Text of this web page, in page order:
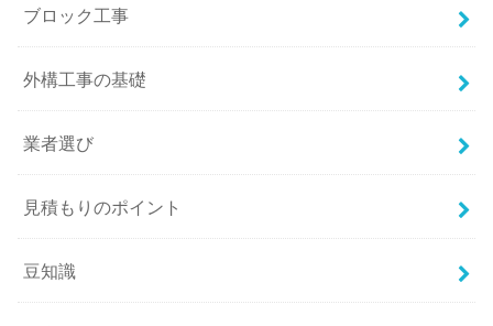
ブロック工事
外構工事の基礎
業者選び
見積もりのポイント
豆知識